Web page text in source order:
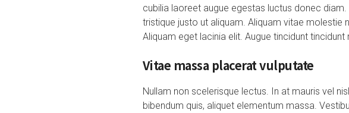
cubilia laoreet augue egestas luctus donec
tristique justo ut aliquam. Aliquam vitae molestie
Aliquam eget lacinia elit. Augue tincidunt
Vitae massa placerat vulputate
Nullam non scelerisque lectus. In at mauris vel
bibendum quis, aliquet elementum massa.